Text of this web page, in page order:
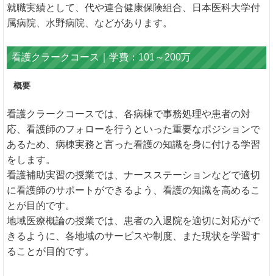
就職実績として、代や連合健康保険組合、日本医科大学付
属病院、水野病院、などがあります。
看護クラークコース｜学費：101～200万
概要
看護クラークコースでは、各病棟で事務処理や患者の対
応、看護師のフォローを行うといった重要なポジションで
あるため、病棟実務と言った看護の知識を身に付ける学習
をします。
看護補助実習の授業では、ナースステーションなどで適切
に看護師のサポートができるよう、看護の知識を高めるこ
とが目的です。
地域医療概論の授業では、患者の入退院を適切に対応がで
きるように、各地域のサービスや制度、また現状を学習す
ることが目的です。